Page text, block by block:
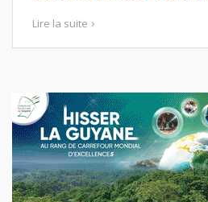
Lire la suite